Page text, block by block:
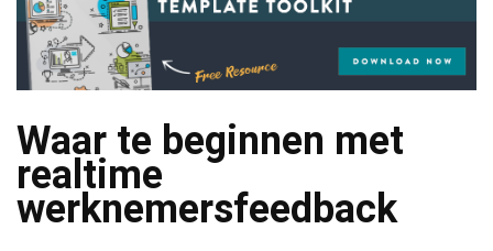
Waar te beginnen met
realtime
werknemersfeedback